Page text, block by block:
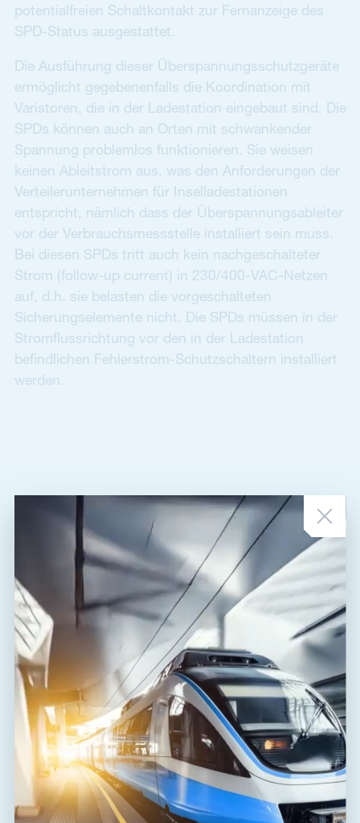
potentialfreien Schaltkontakt zur Fernanzeige des
SPD-Status ausgestattet.
Die Ausführung dieser Überspannungsschutzgeräte
ermöglicht gegebenenfalls die Koordination mit
Varistoren, die in der Ladestation eingebaut sind. Die
SPDs können auch an Orten mit schwankender
Spannung problemlos funktionieren. Sie weisen
keinen Ableitstrom aus, was den Anforderungen der
Verteilerunternehmen für Inselladestationen
entspricht, nämlich dass der Überspannungsableiter
vor der Verbrauchsmessstelle installiert sein muss.
Bei diesen SPDs tritt auch kein nachgeschalteter
Strom (follow-up current) in 230/400-VAC-Netzen
auf, d.h. sie belasten die vorgeschalteten
Sicherungselemente nicht. Die SPDs müssen in der
Stromflussrichtung vor den in der Ladestation
befindlichen Fehlerstrom-Schutzschaltern installiert
werden.
ZUM THEMA PASSENDE NEUIGKEITEN
Wo soll es weitergehen